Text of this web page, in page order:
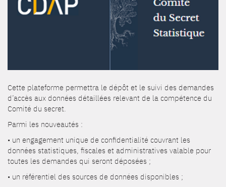
Cette plateforme permettra le dépôt et le suivi des demandes
d’accès aux données détaillées relevant de la compétence du
Comité du secret.
Parmi les nouveautés :
• un engagement unique de confidentialité couvrant les
données statistiques, fiscales et administratives valable pour
toutes les demandes qui seront déposées ;
• un référentiel des sources de données disponibles ;